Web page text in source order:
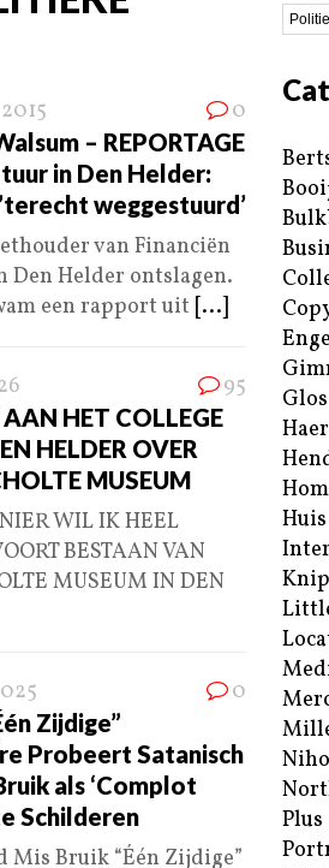
0
– REPORTAGE
in Den Helder:
weggestuurd’
van Financiën
Den Helder ontslagen.
een rapport uit [...]
95
AAN HET COLLEGE
HELDER OVER
MUSEUM
WIL IK HEEL
BESTAAN VAN
MUSEUM IN DEN
0
Zijdige”
Probeert Satanisch
als ‘Complot
Schilderen
Mis Bruik “Één Zijdige”
Plus